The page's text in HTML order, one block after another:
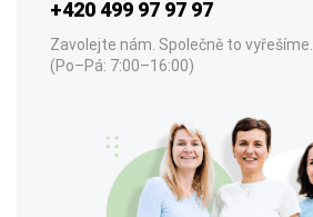
+420 499 97 97 97
Zavolejte nám. Společně to vyřešíme.
(Po–Pá: 7:00–16:00)